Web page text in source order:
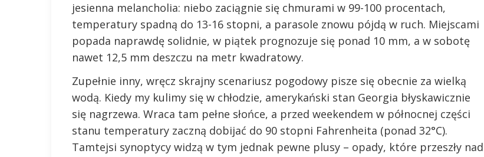
jesienna melancholia: niebo zaciągnie się chmurami w 99-100 procentach,
temperatury spadną do 13-16 stopni, a parasole znowu pójdą w ruch. Miejscami
popada naprawdę solidnie, w piątek prognozuje się ponad 10 mm, a w sobotę
nawet 12,5 mm deszczu na metr kwadratowy.
Zupełnie inny, wręcz skrajny scenariusz pogodowy pisze się obecnie za wielką
wodą. Kiedy my kulimy się w chłodzie, amerykański stan Georgia błyskawicznie
się nagrzewa. Wraca tam pełne słońce, a przed weekendem w północnej części
stanu temperatury zaczną dobijać do 90 stopni Fahrenheita (ponad 32°C).
Tamtejsi synoptycy widzą w tym jednak pewne plusy – opady, które przeszły nad